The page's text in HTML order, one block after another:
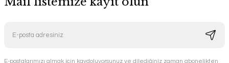
E-postalarımızı almak için kaydoluyorsunuz ve dilediğiniz zaman abonelikten